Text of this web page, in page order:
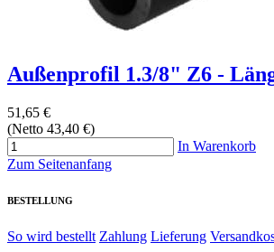
Außenprofil 1.3/8" Z6 -
51,65 €
(Netto 43,40 €)
In Warenkorb
Zum Seitenanfang
BESTELLUNG
So wird bestellt Zahlung Lieferung